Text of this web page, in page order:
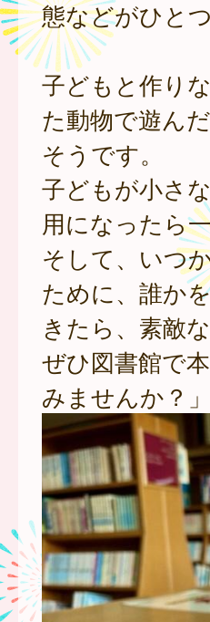
態などがひと
子どもと作り
た動物で遊ん
そうです。
子どもが小さ
用になったら
そして、いつ
ために、誰か
きたら、素敵
ぜひ図書館で
みませんか？」